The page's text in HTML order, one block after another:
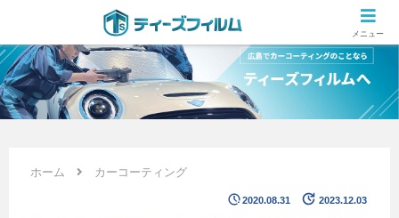
広島のカーコーティング専門店 ティーズフィルムの施工ブログ
ホーム カーコーティング
2020.08.31 2023.12.03
メニュー